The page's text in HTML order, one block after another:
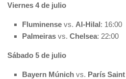
Viernes 4 de julio
Fluminense vs. Al-Hilal: 16:00
Palmeiras vs. Chelsea: 22:00
Sábado 5 de julio
Bayern Múnich vs. París